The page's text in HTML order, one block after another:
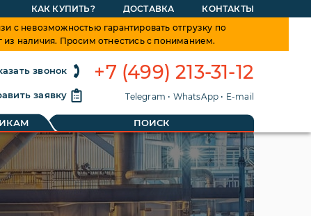
КАК КУПИТЬ? ДОСТАВКА
КОНТАКТЫ
с невозможностью гарантировать отгрузку по
из наличия. Просим отнестись с пониманием.
звонок
заявку
+7 (499) 213-31-12
Telegram • WhatsApp • E-mail
ПОИСК